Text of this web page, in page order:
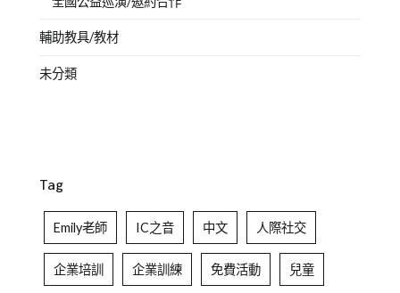
輔助教具/教材
未分類
Tag
Emily老師 IC之音 中文 人際社交
企業培訓 企業訓練 免費活動 兒童